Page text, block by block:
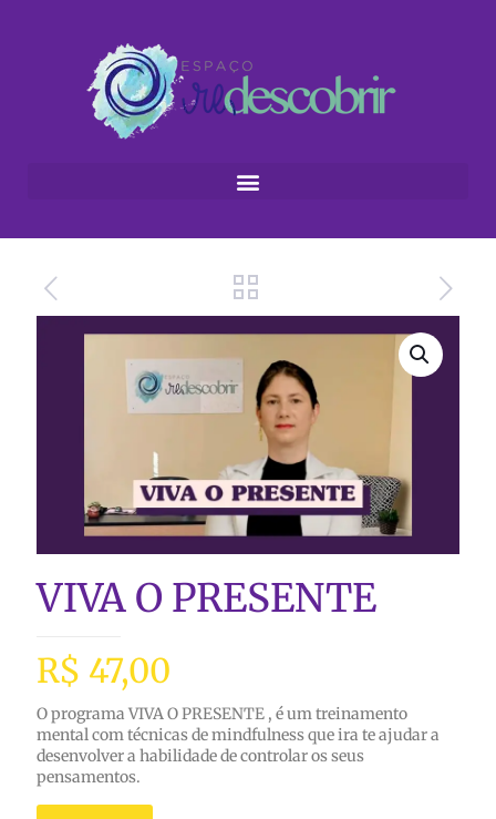
VIVA O PRESENTE
R$ 47,00
O programa VIVA O PRESENTE , é um treinamento
mental com técnicas de mindfulness que ira te ajudar a
desenvolver a habilidade de controlar os seus
pensamentos.